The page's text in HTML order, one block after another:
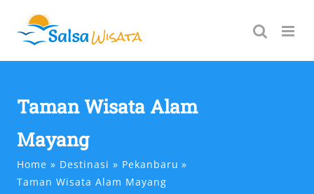
content
Taman Wisata Alam
Mayang
Home Destinasi
Pekanbaru
Taman Wisata Alam Mayang